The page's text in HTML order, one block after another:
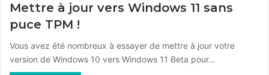
Mettre à jour vers Windows 11 sans
puce TPM !
Vous avez été nombreux à essayer de mettre à jour votre
version de Windows 10 vers Windows 11 Beta pour…